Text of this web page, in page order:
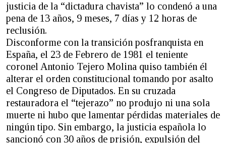
justicia de la “dictadura chavista” lo condenó a una
pena de 13 años, 9 meses, 7 días y 12 horas de
reclusión.
Disconforme con la transición posfranquista en
España, el 23 de Febrero de 1981 el teniente
coronel Antonio Tejero Molina quiso también él
alterar el orden constitucional tomando por asalto
el Congreso de Diputados. En su cruzada
restauradora el “tejerazo” no produjo ni una sola
muerte ni hubo que lamentar pérdidas materiales de
ningún tipo. Sin embargo, la justicia española lo
sancionó con 30 años de prisión, expulsión del